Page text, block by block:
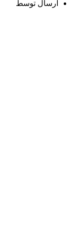
ارسال توسط